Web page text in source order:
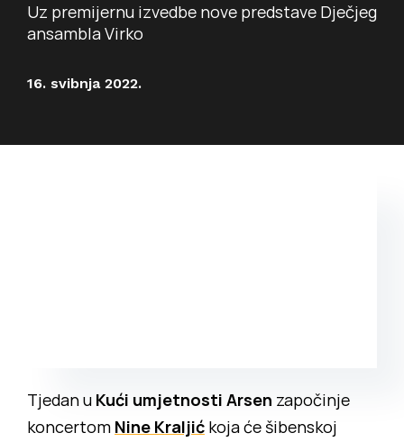
O prostoru
Traži...Uz premijernu izvedbe nove predstave Dječjeg
ansambla Virko
16. svibnja 2022.
Tjedan u Kući umjetnosti Arsen započinje
koncertom Nine Kraljićkoja će šibenskoj